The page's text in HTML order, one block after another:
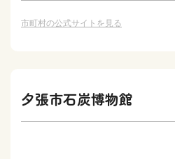
市町村の公式サイトを見る
夕張市石炭博物館